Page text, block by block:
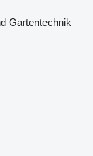
Gartentechnik